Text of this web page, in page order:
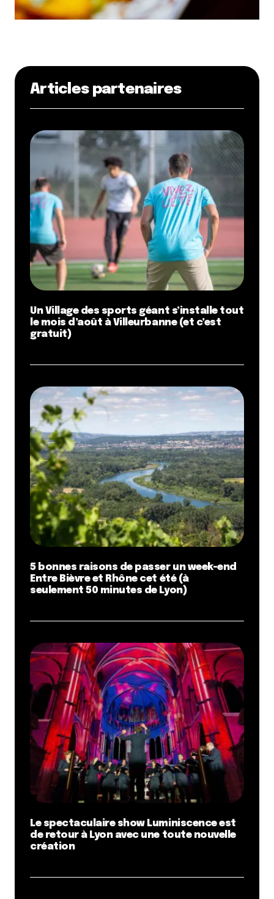
Articles partenaires
Un Village des sports géant s’installe tout
le mois d’août à Villeurbanne (et c’est
gratuit)
5 bonnes raisons de passer un week-end
Entre Bièvre et Rhône cet été (à
seulement 50 minutes de Lyon)
Le spectaculaire show Luminiscence est
de retour à Lyon avec une toute nouvelle
création